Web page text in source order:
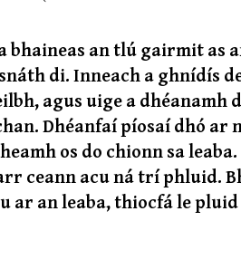
bhaineas an tlú gairmit as
di. Inneach a ghnídís
agus uige a dhéanamh
Dhéanfaí píosaí dhó ar
os do chionn sa
ceann acu ná trí phluid.
ar an leaba, thiocfá le